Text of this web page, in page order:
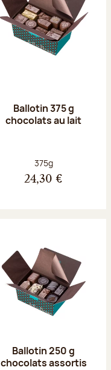
Ballotin 375 g
chocolats au lait
Poids net :
375g
24,30 €
Ballotin 250 g
chocolats assortis